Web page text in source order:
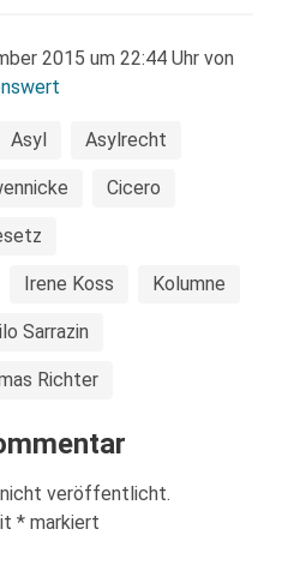
2015 um 22:44 Uhr von
Asyl Asylrecht
Cicero
Irene Koss Kolumne
Sarrazin
Richter
nicht veröffentlicht.
* markiert